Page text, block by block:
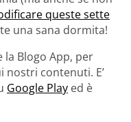
queste sette
una sana dormita!
Blogo App, per
nostri contenuti. E’
Google Play ed è